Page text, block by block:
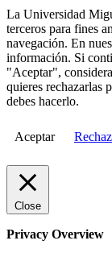
La Universidad
terceros para fines
navegación. En
información. Si
"Aceptar",
quieres rechazarlas
debes hacerlo.
Aceptar
Close
Privacy Overview